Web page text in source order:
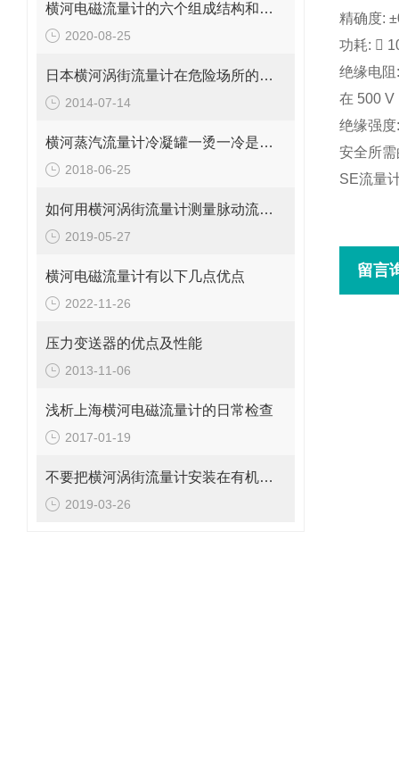
横河电磁流量计的六个组成结构和七个特点
2020-08-25
日本横河涡街流量计在危险场所的防爆等级
2014-07-14
横河蒸汽流量计冷凝罐一烫一冷是为何？
2018-06-25
如何用横河涡街流量计测量脉动流流量呢？
2019-05-27
横河电磁流量计有以下几点优点
2022-11-26
压力变送器的优点及性能
2013-11-06
浅析上海横河电磁流量计的日常检查
2017-01-19
不要把横河涡街流量计安装在有机械振动的地方
2019-03-26
精确度: ±
功耗: 
绝缘电阻
在 500
绝缘强度
安全所
SE流量
留言